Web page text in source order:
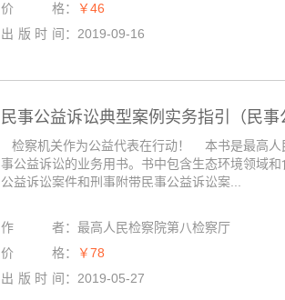
价格：
￥46
出版时间 ： 2019-09-16
民事公益诉讼典型案例实务指引（民事
检察机关作为公益代表在行动！ 本书是最高人
事公益诉讼的业务用书。书中包含生态环境领域
公益诉讼案件和刑事附带民事公益诉讼案...
作者： 最高人民检察院第八检察厅
价格：
￥78
出版时间 ： 2019-05-27